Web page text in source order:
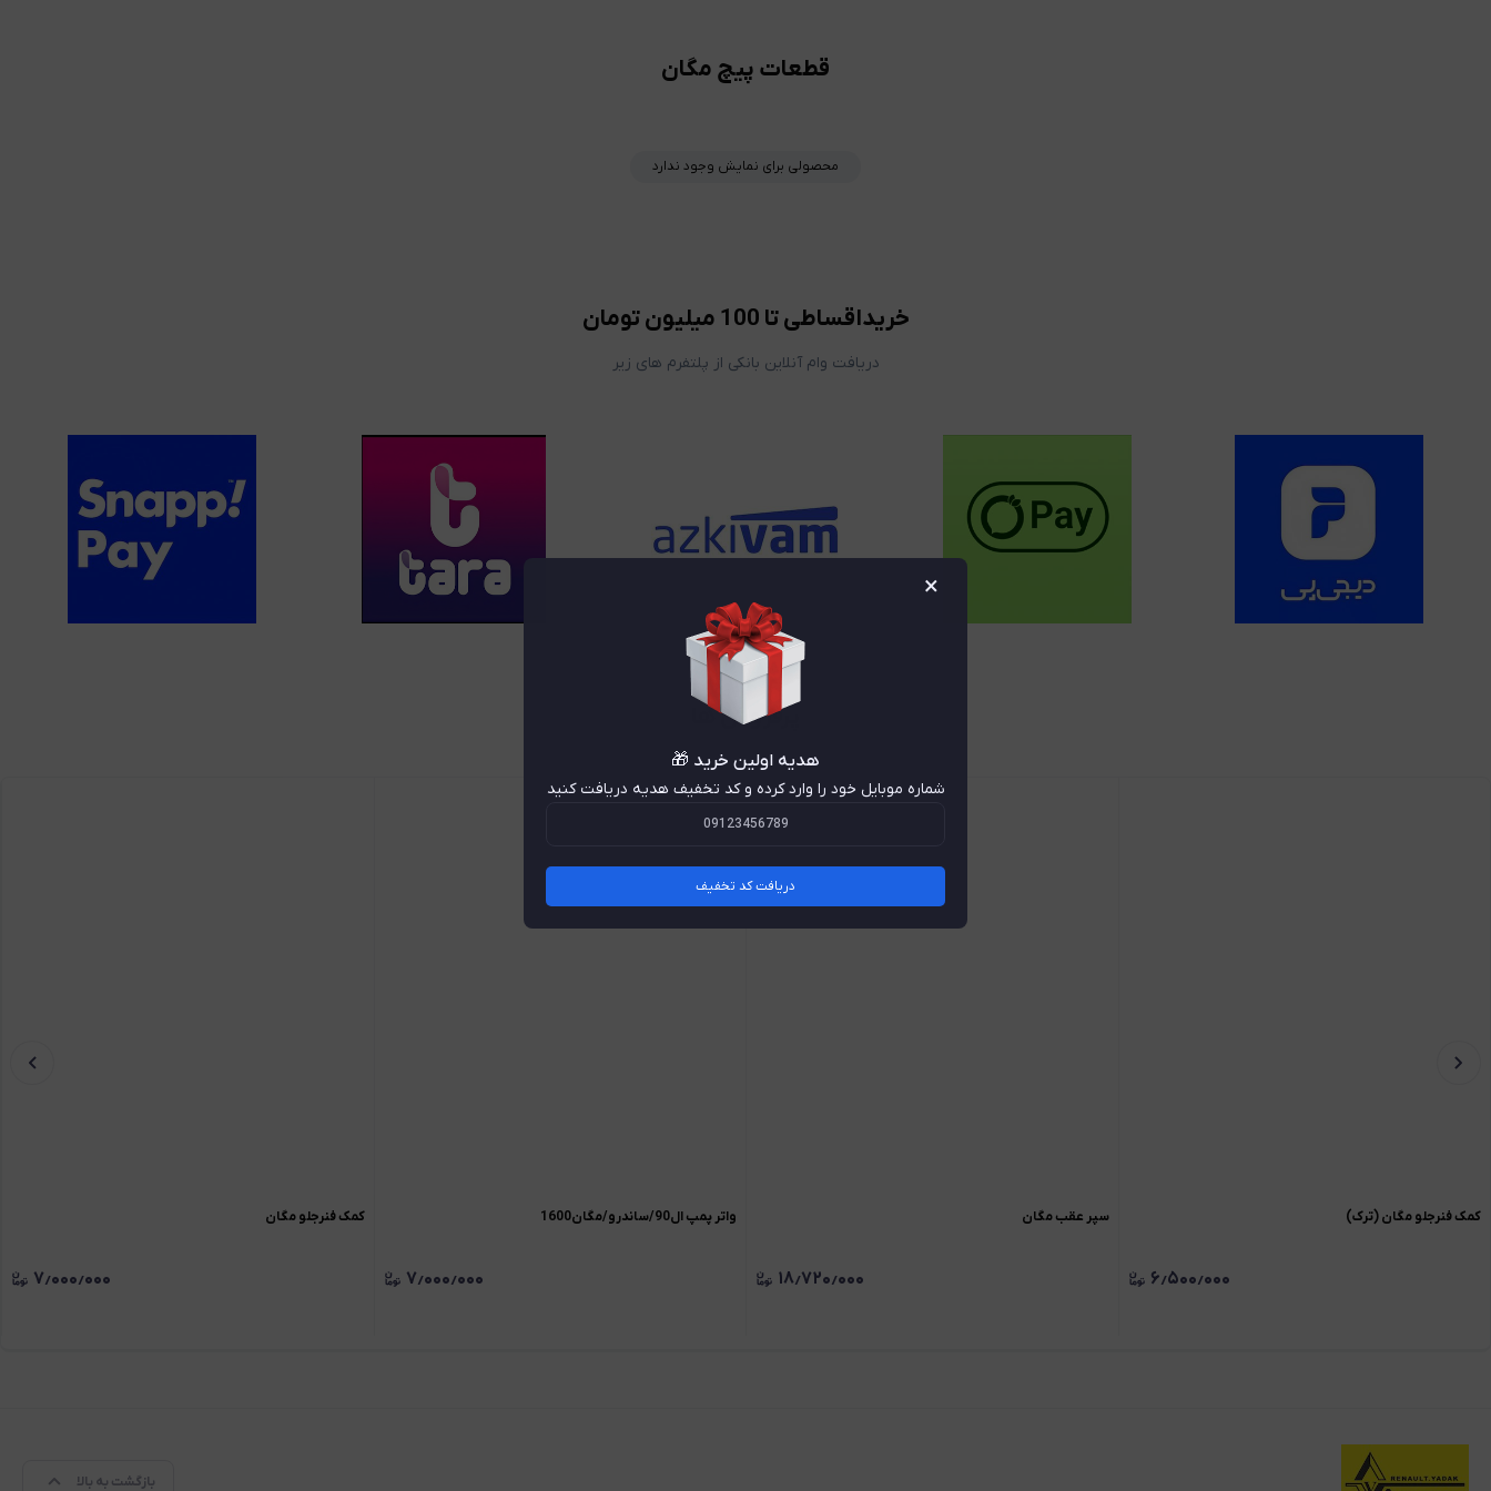
قطعات پیچ مگان
محصولی برای نمایش وجود ندارد
خریداقساطی تا 100 میلیون تومان
دریافت وام آنلاین بانکی از پلتفرم های زیر
پرفروش ها
کمک فنرجلو مگان (ترک)
۶٫۵۰۰٫۰۰۰
سپر عقب مگان
۱۸٫۷۲۰٫۰۰۰
واتر پمپ ال90/ساندرو/مگان1600
۷٫۰۰۰٫۰۰۰
کمک فنرجلو مگان
۷٫۰۰۰٫۰۰۰
بازگشت به بالا
×
هدیه اولین خرید 🎁
شماره موبایل خود را وارد کرده و کد تخفیف هدیه دریافت کنید
دریافت کد تخفیف